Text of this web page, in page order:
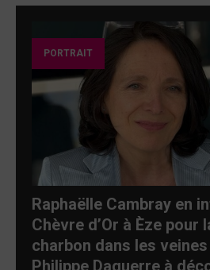
PORTRAIT
Raphaëlle Cambray en
Chèvre d’Or à Èze pour
charbon dans les
Philippe Daguerre à